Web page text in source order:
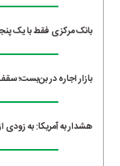
بانک مرکزی فقط با یک‌
بازار اجاره در بن‌بست؛
هشدار به آمریکا: به زودی